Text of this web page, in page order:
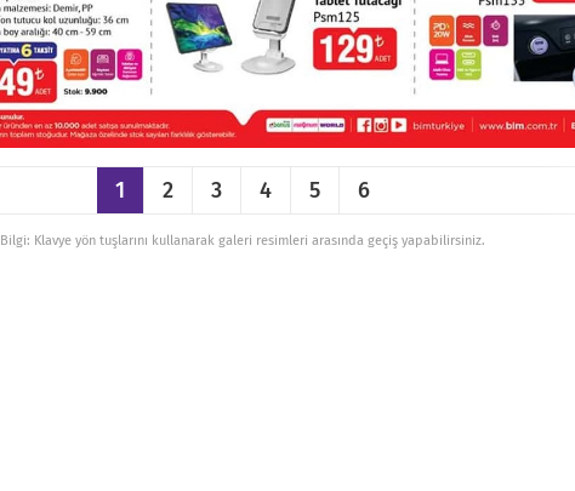
1 2 3 4 5 6
Bilgi: Klavye yön tuşlarını kullanarak galeri resimleri arasında geçiş yapabilirsiniz.